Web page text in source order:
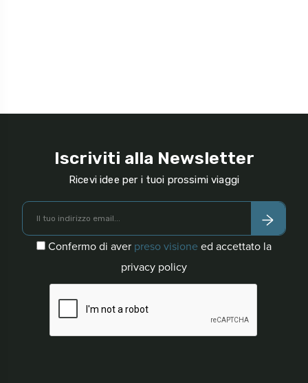
Iscriviti alla Newsletter
Ricevi idee per i tuoi prossimi viaggi
Confermo di aver preso visione ed accettato la
privacy policy